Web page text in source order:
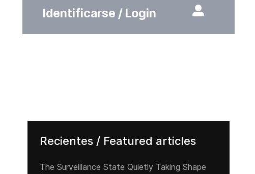
Identificarse / Login
Recientes / Featured articles
The Surveillance State Quietly Taking Shape